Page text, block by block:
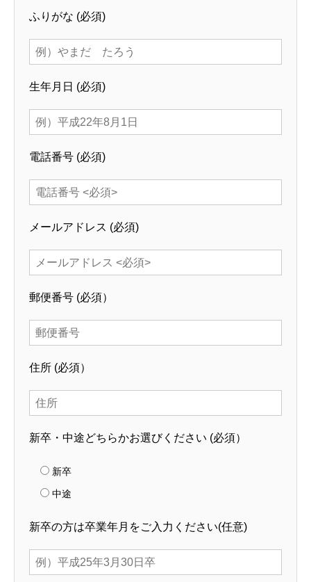
ふりがな (必須)
生年月日 (必須)
電話番号 (必須)
メールアドレス (必須)
郵便番号 (必須）
住所 (必須）
新卒・中途どちらかお選びください (必須）
新卒
中途
新卒の方は卒業年月をご入力ください(任意)